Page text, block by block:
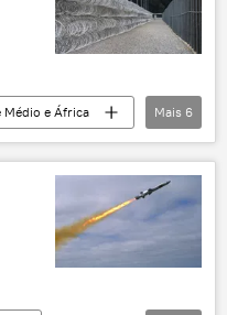
Médio e África
Mais 6